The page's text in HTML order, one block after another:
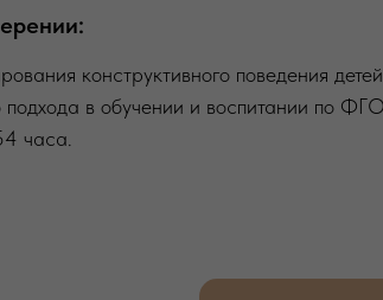
конструктивного поведения
подхода в обучении и воспитании по
часа.